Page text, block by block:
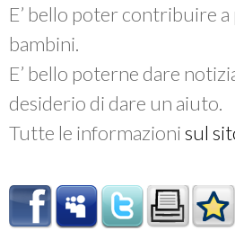
E’ bello poter contribuire
bambini.
E’ bello poterne dare
desiderio di dare un aiuto.
Tutte le informazionisul